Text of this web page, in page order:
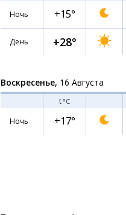
Ночь
+15°
День +28°
Воскресенье, 16 Августа
t°C
Ночь
+17°